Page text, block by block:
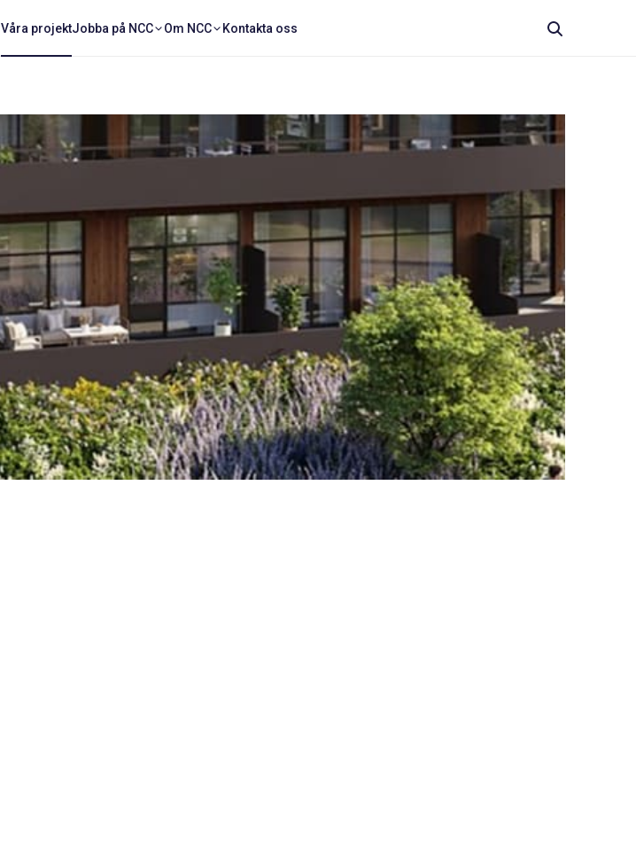
Våra projektJobba på NCC Om NCC Kontakta oss